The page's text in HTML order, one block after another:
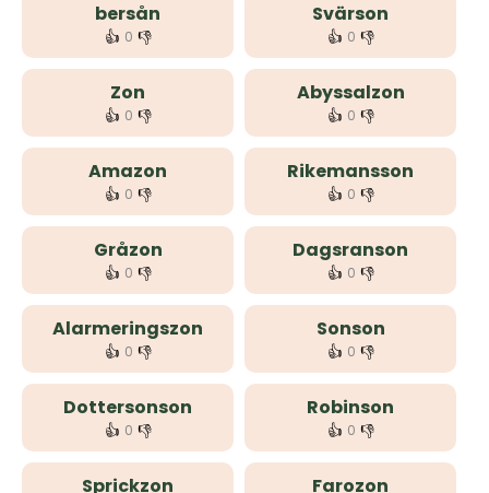
bersån
👍 0 👎
Svärson
👍 0 👎
Zon
👍 0 👎
Abyssalzon
👍 0 👎
Amazon
👍 0 👎
Rikemansson
👍 0 👎
Gråzon
👍 0 👎
Dagsranson
👍 0 👎
Alarmeringszon
👍 0 👎
Sonson
👍 0 👎
Dottersonson
👍 0 👎
Robinson
👍 0 👎
Sprickzon Farozon